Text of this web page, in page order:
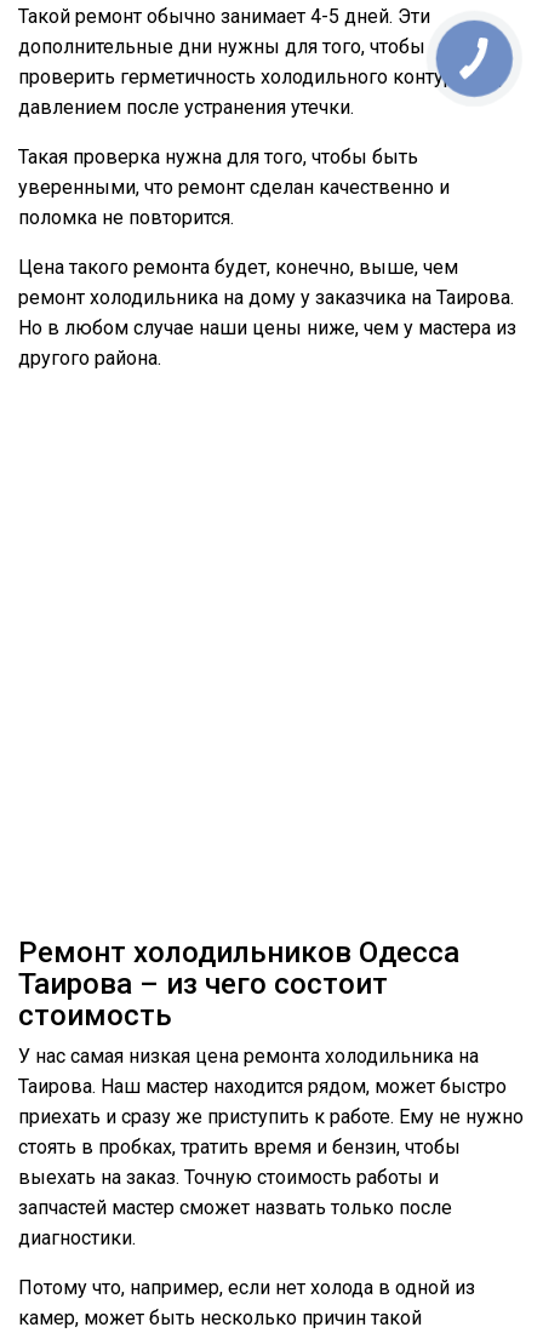
Такой ремонт обычно занимает 4-5 дней. Эти
дополнительные дни нужны для того, чтобы
проверить герметичность холодильного контура под
давлением после устранения утечки.
Такая проверка нужна для того, чтобы быть
уверенными, что ремонт сделан качественно и
поломка не повторится.
Цена такого ремонта будет, конечно, выше, чем
ремонт холодильника на дому у заказчика на Таирова.
Но в любом случае наши цены ниже, чем у мастера из
другого района.
Ремонт холодильников Одесса
Таирова – из чего состоит
стоимость
У нас самая низкая цена ремонта холодильника на
Таирова. Наш мастер находится рядом, может быстро
приехать и сразу же приступить к работе. Ему не нужно
стоять в пробках, тратить время и бензин, чтобы
выехать на заказ. Точную стоимость работы и
запчастей мастер сможет назвать только после
диагностики.
Потому что, например, если нет холода в одной из
камер, может быть несколько причин такой